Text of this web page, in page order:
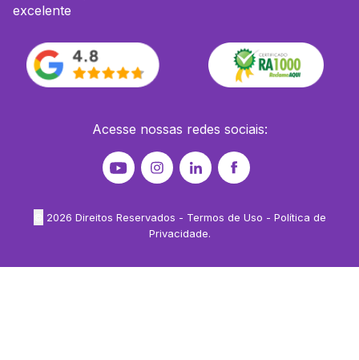
excelente
Acesse nossas redes sociais:
2026 Direitos Reservados - Termos de Uso - Política de
Privacidade.